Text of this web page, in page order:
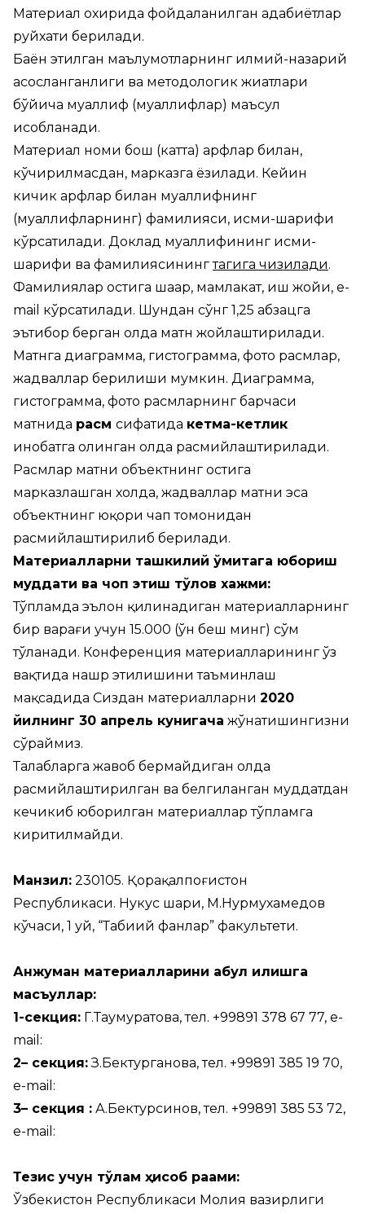
Материал охирида фойдаланилган адабиётлар
руйхати берилади.
Баён этилган маълумотларнинг илмий-назарий
асосланганлиги ва методологик жиҳатлари
бўйича муаллиф (муаллифлар) маъсул
ҳисобланади.
Материал номи бош (катта) ҳарфлар билан,
кўчирилмасдан, марказга ёзилади. Кейин
кичик ҳарфлар билан муаллифнинг
(муаллифларнинг) фамилияси, исми-шарифи
кўрсатилади. Доклад муаллифининг исми-
шарифи ва фамилиясинингтагига чизилади.
Фамилиялар остига шаҳар, мамлакат, иш жойи, e-
mail кўрсатилади. Шундан сўнг 1,25 абзацга
эътибор берган ҳолда матн жойлаштирилади.
Матнга диаграмма, гистограмма, фото расмлар,
жадваллар берилиши мумкин. Диаграмма,
гистограмма, фото расмларнинг барчаси
матнида расм сифатида кетма-кетлик
инобатга олинган ҳолда расмийлаштирилади.
Расмлар матни объектнинг остига
марказлашган холда, жадваллар матни эса
объектнинг юқори чап томонидан
расмийлаштирилиб берилади.
Материалларни ташкилий қўмитага юбориш
муддати ва чоп этиш тўлов хажми:
Тўпламда эълон қилинадиган материалларнинг
бир варағи учун 15.000 (ўн беш минг) сўм
тўланади. Конференция материалларининг ўз
вақтида нашр этилишини таъминлаш
мақсадида Сиздан материалларни 2020
йилнинг 30 апрель кунигача жўнатишингизни
сўраймиз.
Талабларга жавоб бермайдиган ҳолда
расмийлаштирилган ва белгиланган муддатдан
кечикиб юборилган материаллар тўпламга
киритилмайди.
Манзил: 230105. Қорақалпоғистон
Республикаси. Нукус шаҳри, М.Нурмухамедов
кўчаси, 1 уй, “Табиий фанлар” факультети.
Анжуман материалларини қабул қилишга
масъуллар:
1-секция: Г.Таумуратова, тел. +99891 378 67 77, e-
mail:
2– секция:З.Бектурганова, тел. +99891 385 19 70,
e-mail:
3– секция : А.Бектурсинов, тел. +99891 385 53 72,
e-mail:
Тезис учун тўлам ҳисоб рақами:
Ўзбекистон Республикаси Молия вазирлиги